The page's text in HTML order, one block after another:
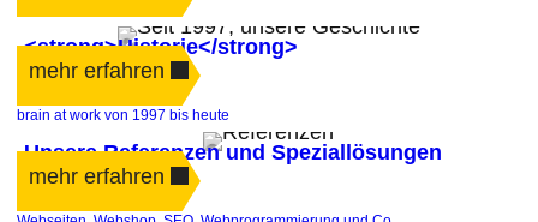
<strong>Historie</strong>
mehr erfahren
brain at work von 1997 bis heute
Unsere Referenzen und Speziallösungen
mehr erfahren